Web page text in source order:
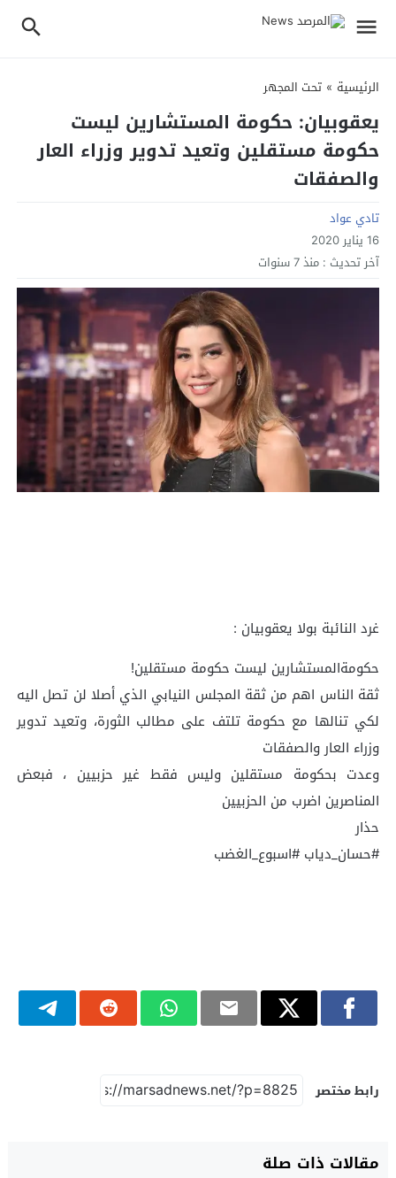
الرئيسية » تحت المجهر
يعقوبيان: حكومة المستشارين ليست
حكومة مستقلين وتعيد تدوير وزراء العار
والصفقات
تادي عواد
16 يناير 2020
آخر تحديث : منذ 7 سنوات
‏غرد النائبة بولا يعقوبيان :
حكومةالمستشارين ليست حكومة مستقلين!
ثقة الناس اهم من ثقة المجلس النيابي الذي أصلا لن تصل اليه
لكي تنالها مع حكومة تلتف على مطالب الثورة، وتعيد تدوير
وزراء العار والصفقات
وعدت بحكومة مستقلين وليس فقط غير حزبيين ، فبعض
المناصرين اضرب من الحزبيين
حذار
رابط مختصر
مقالات ذات صلة